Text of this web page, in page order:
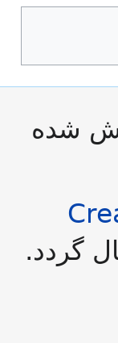
۲۰۱۲ ساعت ‏۱۱:۱۳ ویرایش شده
گردد.